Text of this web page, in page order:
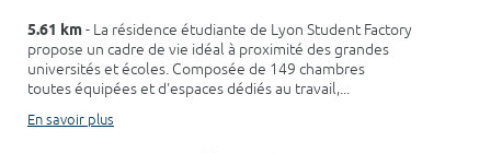
5.61 km- La résidence étudiante de Lyon Student Factory
propose un cadre de vie idéal à proximité des grandes
universités et écoles. Composée de 149 chambres
toutes équipées et d'espaces dédiés au travail,...
En savoir plus